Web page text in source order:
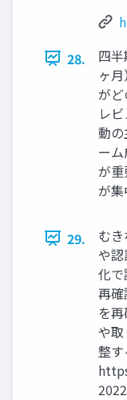
28.
四
ヶ
が
レ
動
ー
が
が
29.
む
や
化
再
を
や
整